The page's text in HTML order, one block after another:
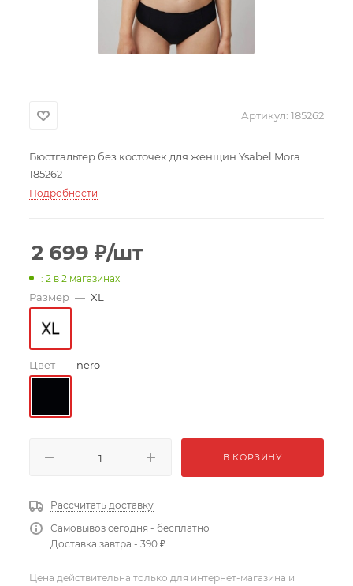
Артикул: 185262
Бюстгальтер без косточек для женщин Ysabel Mora
185262
Подробности
2 699 ₽/шт
: 2 в 2 магазинах
Размер — XL
Цвет — nero
В КОРЗИНУ
Рассчитать доставку
Самовывоз сегодня - бесплатно
Доставка завтра - 390 ₽
Цена действительна только для интернет-магазина и